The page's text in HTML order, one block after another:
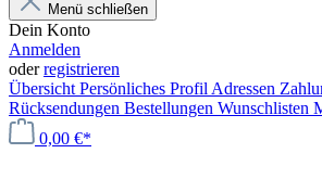
Menü schließen
Dein Konto
Anmelden
oderregistrieren
Übersicht Persönliches Profil Adressen
Rücksendungen Bestellungen Wunschlisten
0,00 €*